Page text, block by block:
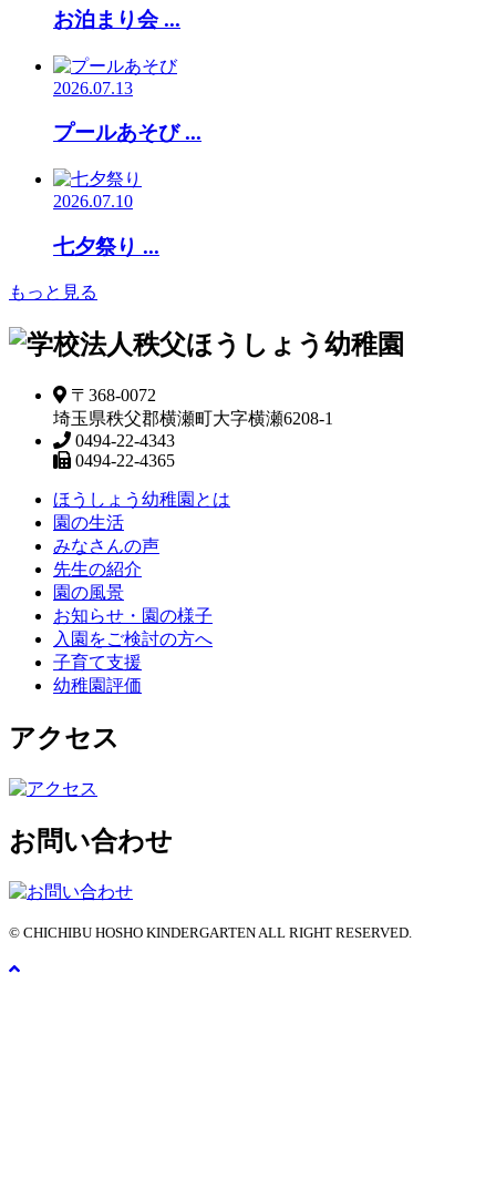
お泊まり会 ...
2026.07.13
プールあそび ...
2026.07.10
七夕祭り ...
もっと見る
〒368-0072
埼玉県秩父郡横瀬町大字横瀬6208-1
0494-22-4343
0494-22-4365
ほうしょう幼稚園とは
園の生活
みなさんの声
先生の紹介
園の風景
お知らせ・園の様子
入園をご検討の方へ
子育て支援
幼稚園評価
アクセス
お問い合わせ
© CHICHIBU HOSHO KINDERGARTEN ALL RIGHT RESERVED.